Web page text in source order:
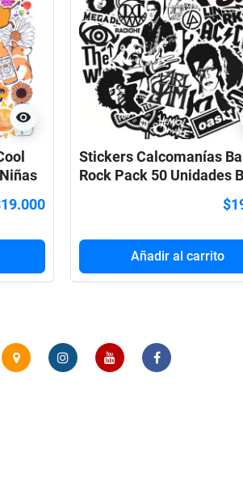
visibility
Stickers Calcomanías
Rock Pack 50 Unidades
Añadir al carrito